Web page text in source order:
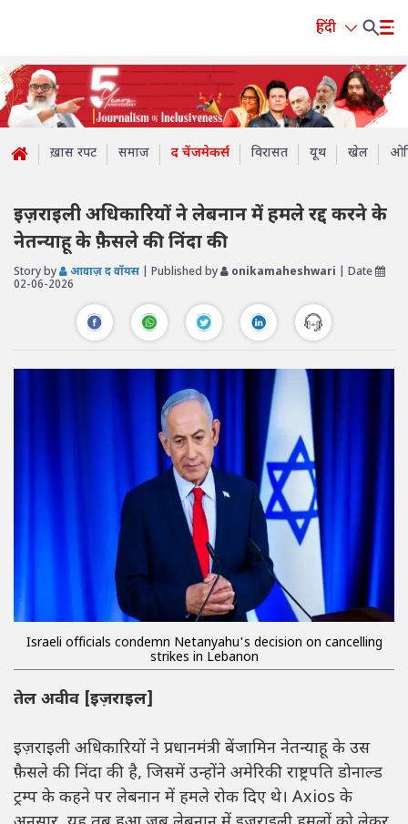
हिंदी
ख़ास रपट समाज द चेंजमेकर्स विरासत यूथ खेल
इज़राइली अधिकारियों ने लेबनान में हमले रद्द करने के
नेतन्याहू के फ़ैसले की निंदा की
Story by आवाज़ द वॉयस | Published by onikamaheshwari | Date
02-06-2026
Israeli officials condemn Netanyahu's decision on cancelling
strikes in Lebanon
तेल अवीव [इज़राइल]
इज़राइली अधिकारियों ने प्रधानमंत्री बेंजामिन नेतन्याहू के उस
फ़ैसले की निंदा की है, जिसमें उन्होंने अमेरिकी राष्ट्रपति डोनाल्ड
ट्रम्प के कहने पर लेबनान में हमले रोक दिए थे। Axios के